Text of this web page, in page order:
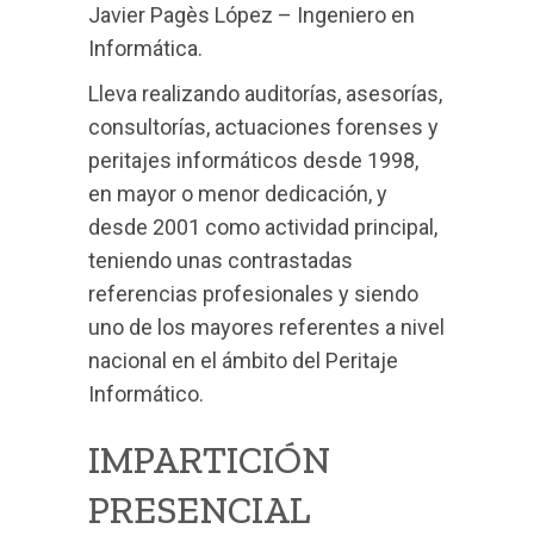
Javier Pagès López – Ingeniero en
Informática.
Lleva realizando auditorías, asesorías,
consultorías, actuaciones forenses y
peritajes informáticos desde 1998,
en mayor o menor dedicación, y
desde 2001 como actividad principal,
teniendo unas contrastadas
referencias profesionales y siendo
uno de los mayores referentes a nivel
nacional en el ámbito del Peritaje
Informático.
IMPARTICIÓN
PRESENCIAL